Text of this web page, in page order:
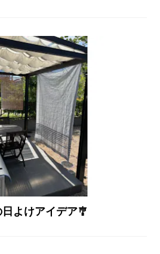
よけアイデア🎐